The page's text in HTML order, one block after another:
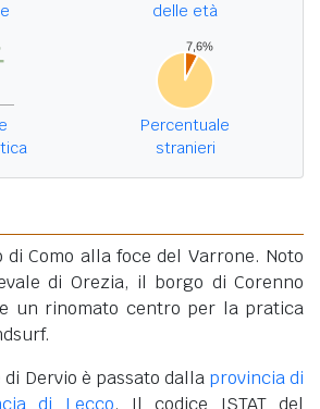
delle età
Percentuale
stranieri
Como alla foce del Varrone. Noto
di Orezia, il borgo di Corenno
un rinomato centro per la pratica
di Dervio è passato dalla provincia di